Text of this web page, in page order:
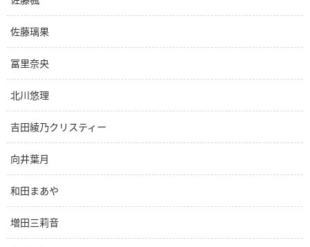
佐藤璃果
冨里奈央
北川悠理
吉田綾乃クリスティー
向井葉月
和田まあや
増田三莉音